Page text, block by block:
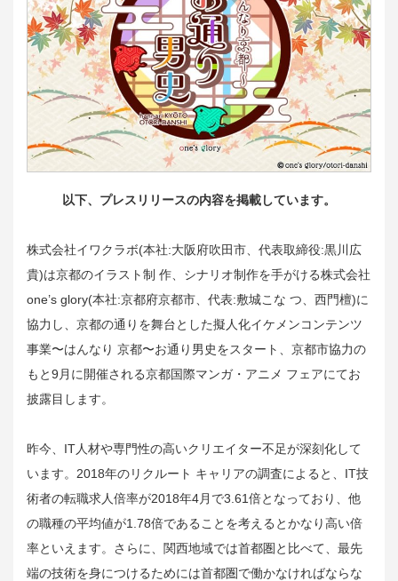
以下、プレスリリースの内容を掲載しています。
株式会社イワクラボ(本社:大阪府吹田市、代表取締役:黒川広
貴)は京都のイラスト制 作、シナリオ制作を手がける株式会社
one’s glory(本社:京都府京都市、代表:敷城こな つ、西門檀)に
協力し、京都の通りを舞台とした擬人化イケメンコンテンツ
事業〜はんなり 京都〜お通り男史をスタート、京都市協力の
もと9月に開催される京都国際マンガ・アニメ フェアにてお
披露目します。
昨今、IT人材や専門性の高いクリエイター不足が深刻化して
います。2018年の​リクルート キャリアの調査によると、IT技
術者の転職求人倍率が2018年4月で3.61倍となっており、他
の職種の平均値が1.78倍であることを考えるとかなり高い倍
率といえます。さらに、​関西地域では首都圏と比べて、​最先
端の技術を身につけるためには首都圏で働かなければならな